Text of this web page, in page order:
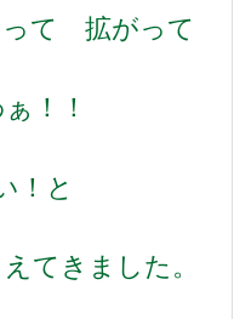
て 拡がって
！！
！と
てきました。